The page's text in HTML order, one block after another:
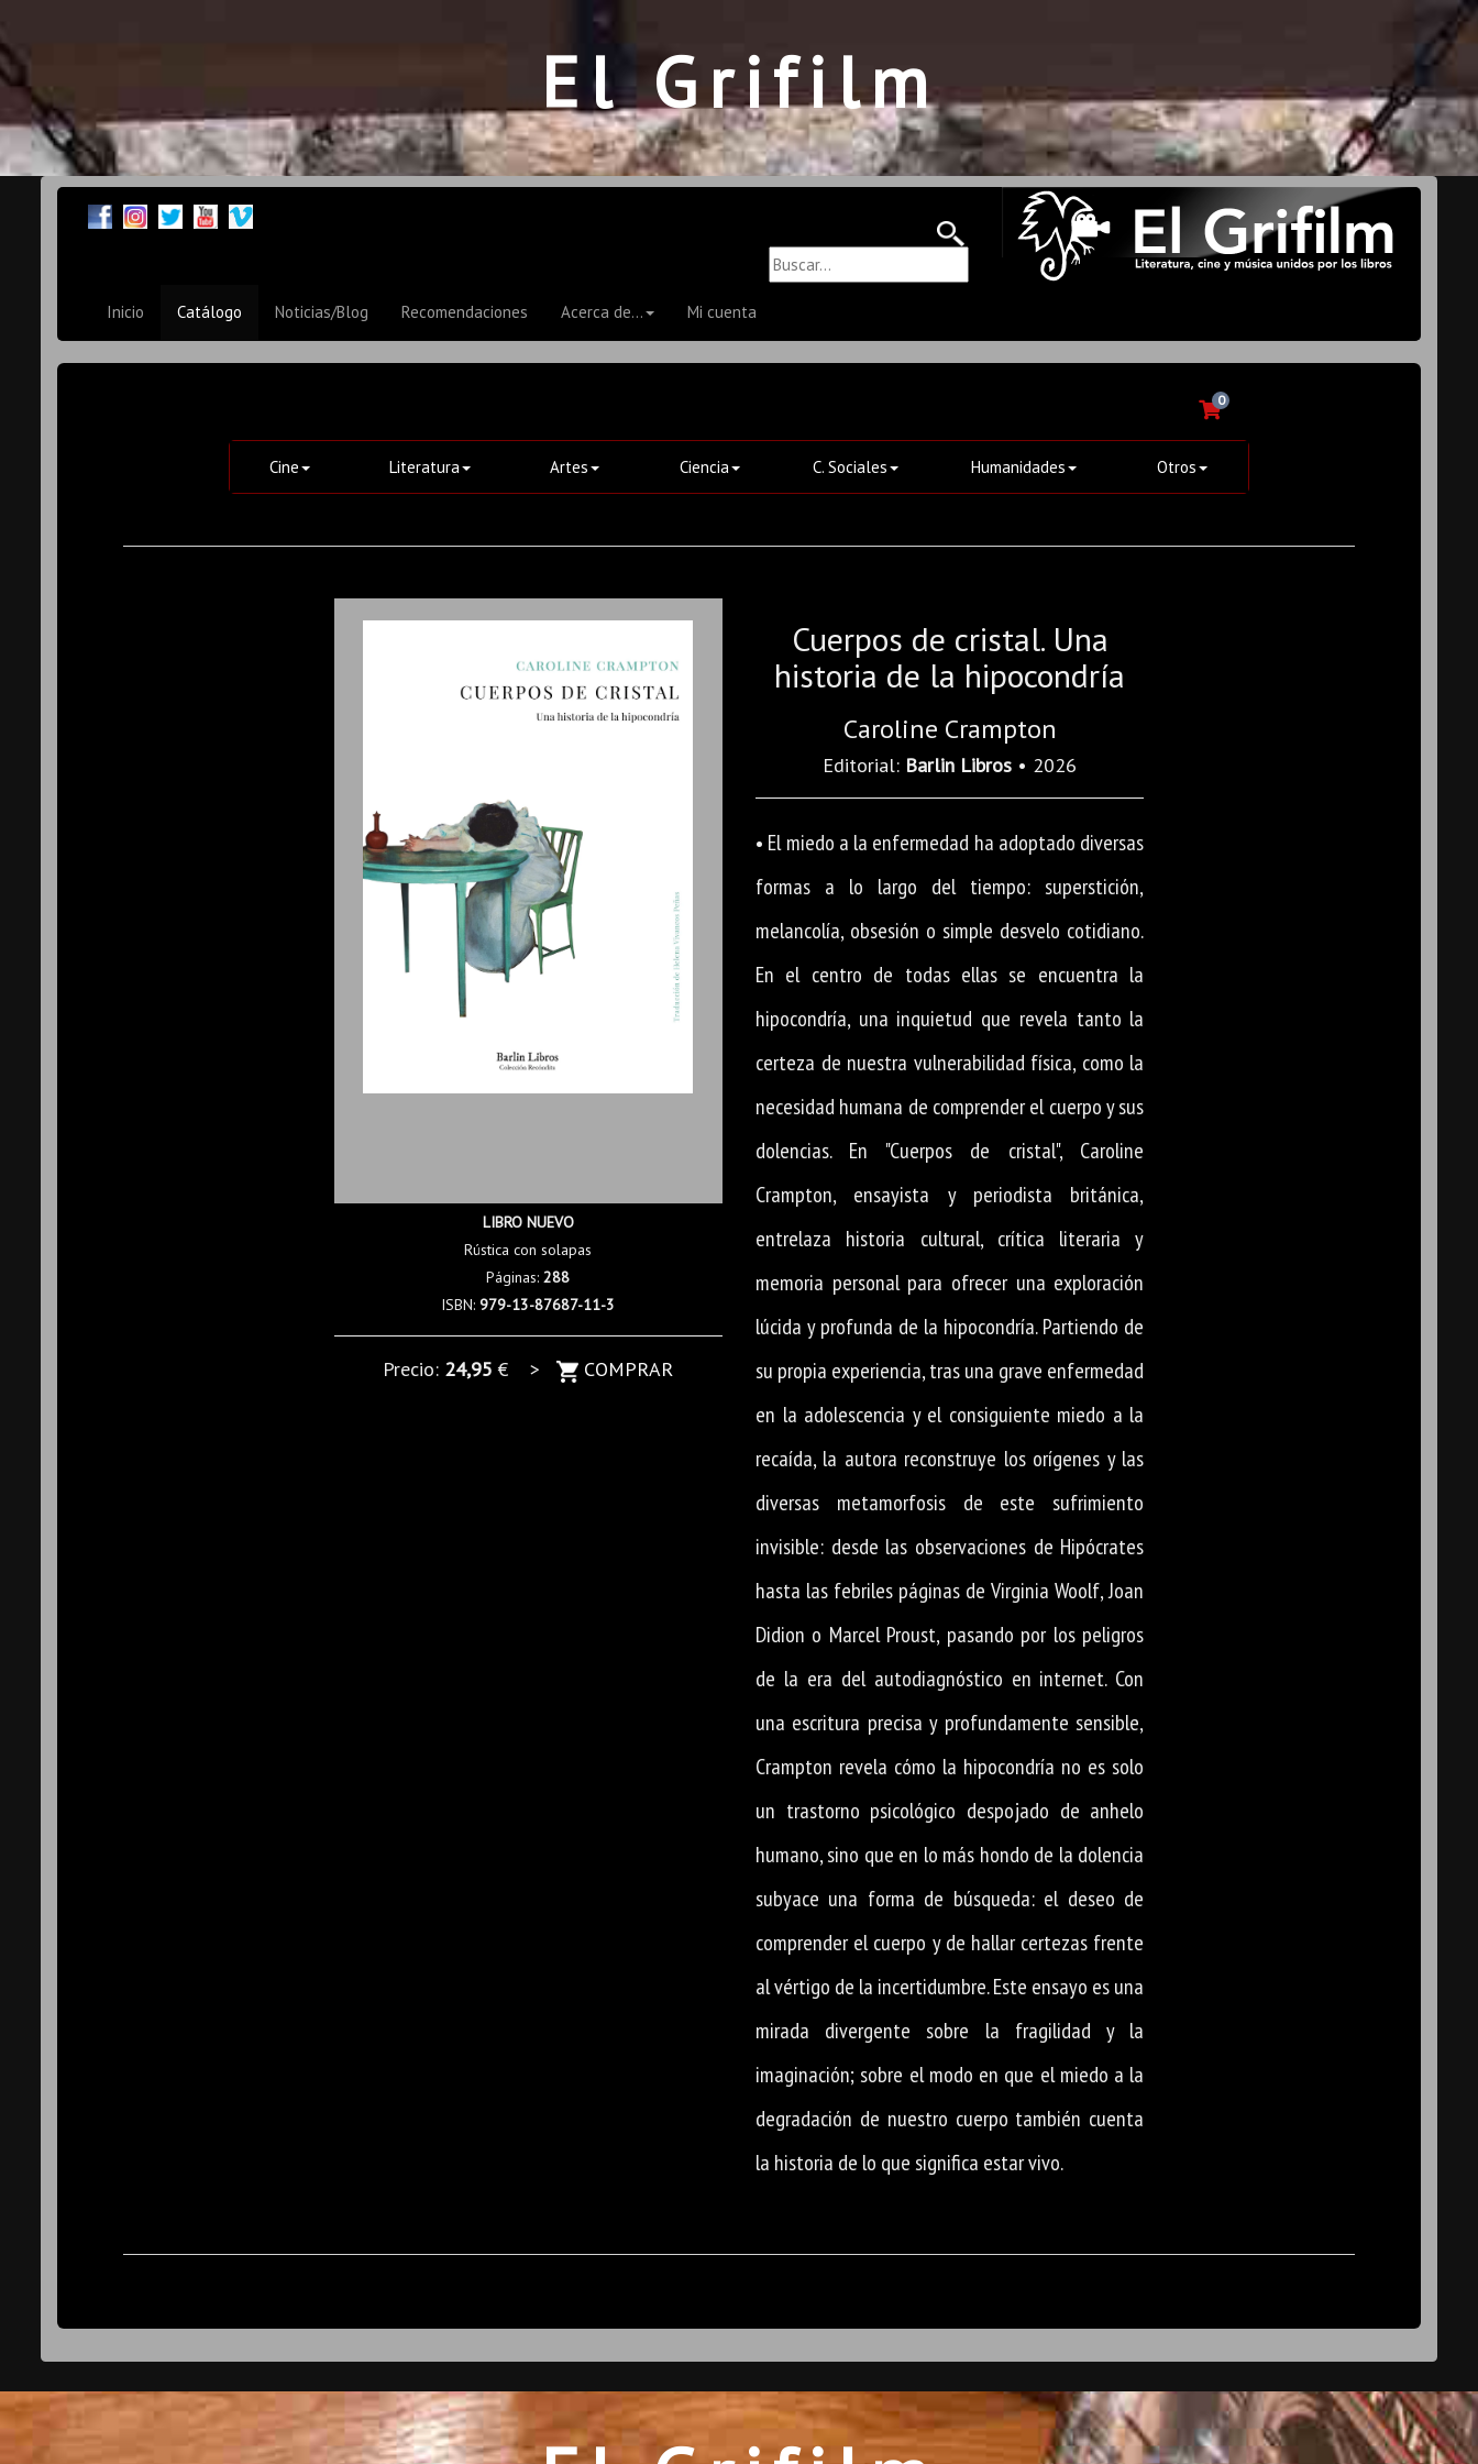
El Grifilm
Inicio Catálogo Noticias/Blog Recomendaciones Acerca de... Mi cuenta
0
Cine Literatura Artes Ciencia C. Sociales Humanidades Otros
LIBRO NUEVO
Rústica con solapas
Páginas:288
ISBN:979-13-87687-11-3
Precio: 24,95 € > COMPRAR
Cuerpos de cristal. Una
historia de la hipocondría
Caroline Crampton
Editorial: Barlin Libros • 2026
• El miedo a la enfermedad ha adoptado diversas
formas a lo largo del tiempo: superstición,
melancolía, obsesión o simple desvelo cotidiano.
En el centro de todas ellas se encuentra la
hipocondría, una inquietud que revela tanto la
certeza de nuestra vulnerabilidad física, como la
necesidad humana de comprender el cuerpo y sus
dolencias. En "Cuerpos de cristal", Caroline
Crampton, ensayista y periodista británica,
entrelaza historia cultural, crítica literaria y
memoria personal para ofrecer una exploración
lúcida y profunda de la hipocondría. Partiendo de
su propia experiencia, tras una grave enfermedad
en la adolescencia y el consiguiente miedo a la
recaída, la autora reconstruye los orígenes y las
diversas metamorfosis de este sufrimiento
invisible: desde las observaciones de Hipócrates
hasta las febriles páginas de Virginia Woolf, Joan
Didion o Marcel Proust, pasando por los peligros
de la era del autodiagnóstico en internet. Con
una escritura precisa y profundamente sensible,
Crampton revela cómo la hipocondría no es solo
un trastorno psicológico despojado de anhelo
humano, sino que en lo más hondo de la dolencia
subyace una forma de búsqueda: el deseo de
comprender el cuerpo y de hallar certezas frente
al vértigo de la incertidumbre. Este ensayo es una
mirada divergente sobre la fragilidad y la
imaginación; sobre el modo en que el miedo a la
degradación de nuestro cuerpo también cuenta
la historia de lo que significa estar vivo.